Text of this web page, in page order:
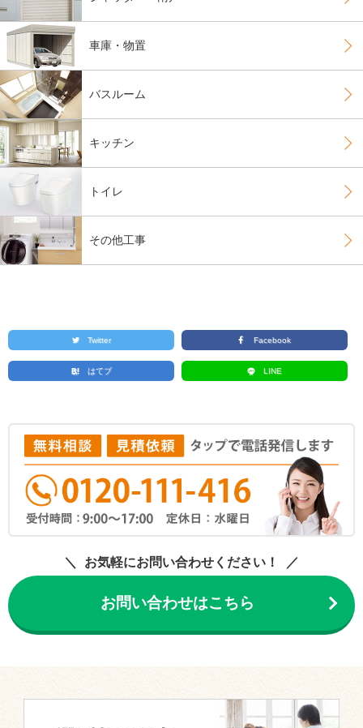
車庫・物置
バスルーム
キッチン
トイレ
その他工事
Twitter Facebook
はてブ LINE
お気軽にお問い合わせください！
お問い合わせはこちら